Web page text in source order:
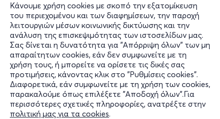
Κάνουμε χρήση cookies με σκοπό την εξατομίκευση
του περιεχομένου και των διαφημίσεων, την παροχή
λειτουργιών μέσων κοινωνικής δικτύωσης και την
ανάλυση της επισκεψιμότητας των ιστοσελίδων μας.
Σας δίνεται η δυνατότητα για "Απόρριψη όλων" των μη
απαραίτητων cookies, εάν δεν συμφωνείτε με τη
χρήση τους, ή μπορείτε να ορίσετε τις δικές σας
προτιμήσεις, κάνοντας κλικ στο "Ρυθμίσεις cookies".
Διαφορετικά, εάν συμφωνείτε με τη χρήση των cookies,
παρακαλούμε όπως επιλέξετε "Αποδοχή όλων".Για
περισσότερες σχετικές πληροφορίες, ανατρέξτε στην
πολιτική μας για τα cookies.
Πληροφορίες
Υποστήριξη
Stay Connected